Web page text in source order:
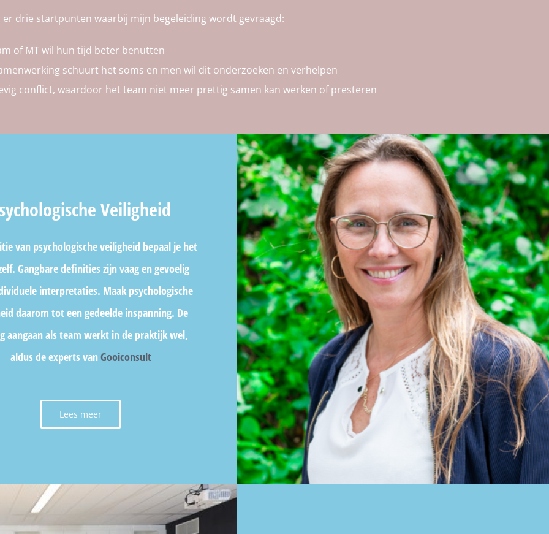
er drie startpunten waarbij mijn begeleiding wordt gevraagd:
of MT wil hun tijd beter benutten
schuurt het soms en men wil dit onderzoeken en verhelpen
conflict, waardoor het team niet meer prettig samen kan werken of presteren
Veiligheid
van psychologische veiligheid bepaal je het
Gangbare definities zijn vaag en gevoelig
interpretaties. Maak psychologische
daarom tot een gedeelde inspanning. De
aangaan als team werkt in de praktijk wel,
aldus de experts vanGooiconsult
Lees meer